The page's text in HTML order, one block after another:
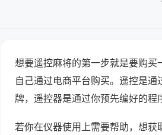
想要遥控麻将的第一步就是要购
自己通过电商平台购买。遥控是
牌，遥控器是通过你预先编好的程
若你在仪器使用上需要帮助，想获